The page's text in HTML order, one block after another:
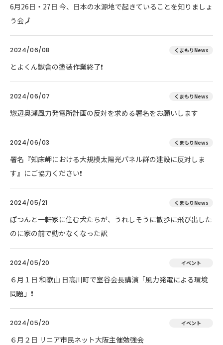
6月26日・27日 今、日本の水源地で起きていることを知りましょ
う会🗾
2024/06/08 くまもりNews
とよくん獣舎の塗装作業終了❗
2024/06/07 くまもりNews
惣辺奥瀬風力発電所計画の反対を求める署名をお願いします
2024/06/03 くまもりNews
署名『知床岬における大規模太陽光パネル群の建設に反対しま
す』にご協力ください❗
2024/05/21 くまもりNews
ぽつんと一軒家に住む犬たちが、うれしそうに散歩に飛び出した
のに家の前で動かなくなった訳
2024/05/20 イベント
６月１日 和歌山 日高川町で室谷会長講演「風力発電による環境
問題」❗
2024/05/20 イベント
６月２日 リニア市民ネット大阪主催勉強会